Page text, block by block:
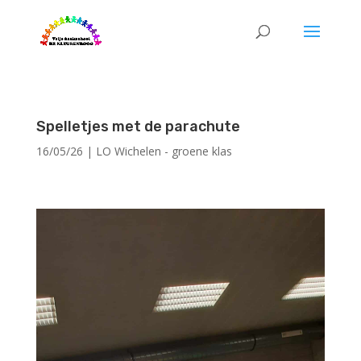
Spelletjes met de parachute
16/05/26 | LO Wichelen - groene klas